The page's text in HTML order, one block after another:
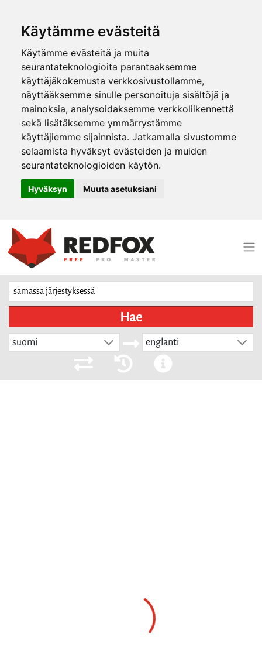
Käytämme evästeitä
Käytämme evästeitä ja muita
seurantateknologioita parantaaksemme
käyttäjäkokemusta verkkosivustollamme,
näyttääksemme sinulle personoituja sisältöjä ja
mainoksia, analysoidaksemme verkkoliikennettä
sekä lisätäksemme ymmärrystämme
käyttäjiemme sijainnista. Jatkamalla sivustomme
selaamista hyväksyt evästeiden ja muiden
seurantateknologioiden käytön.
Hyväksyn Muuta asetuksiani
Hae
suomi englanti